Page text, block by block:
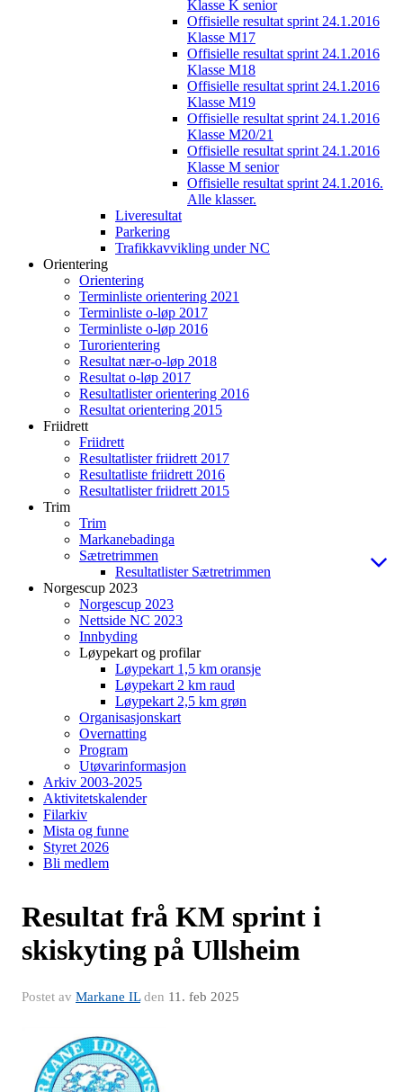
Klasse K senior
Offisielle resultat sprint 24.1.2016
Klasse M17
Offisielle resultat sprint 24.1.2016
Klasse M18
Offisielle resultat sprint 24.1.2016
Klasse M19
Offisielle resultat sprint 24.1.2016
Klasse M20/21
Offisielle resultat sprint 24.1.2016
Klasse M senior
Offisielle resultat sprint 24.1.2016.
Alle klasser.
Liveresultat
Parkering
Trafikkavvikling under NC
Orientering
Orientering
Terminliste orientering 2021
Terminliste o-løp 2017
Terminliste o-løp 2016
Turorientering
Resultat nær-o-løp 2018
Resultat o-løp 2017
Resultatlister orientering 2016
Resultat orientering 2015
Friidrett
Friidrett
Resultatlister friidrett 2017
Resultatliste friidrett 2016
Resultatlister friidrett 2015
Trim
Trim
Markanebadinga
Sætretrimmen
Resultatlister Sætretrimmen
Norgescup 2023
Norgescup 2023
Nettside NC 2023
Innbyding
Løypekart og profilar
Løypekart 1,5 km oransje
Løypekart 2 km raud
Løypekart 2,5 km grøn
Organisasjonskart
Overnatting
Program
Utøvarinformasjon
Arkiv 2003-2025
Aktivitetskalender
Filarkiv
Mista og funne
Styret 2026
Bli medlem
Resultat frå KM sprint i
skiskyting på Ullsheim
Postet av Markane ILden 11. feb 2025